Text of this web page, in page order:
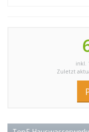
inkl.
Zuletzt